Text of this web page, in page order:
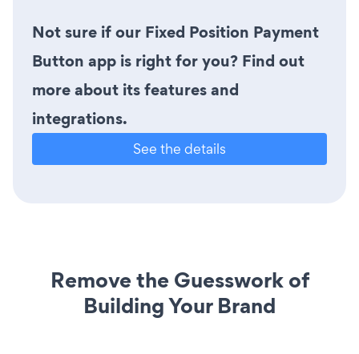
Not sure if our Fixed Position Payment
Button app is right for you? Find out
more about its features and
integrations.
See the details
Remove the Guesswork of
Building Your Brand